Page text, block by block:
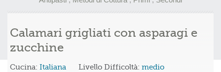
Calamari grigliati con asparagi e
zucchine
Cucina: Italiana Livello Difficoltà: medio